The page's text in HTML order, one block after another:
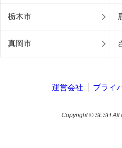
栃木市
真岡市
運営会社 プライ
Copyright © SESH All